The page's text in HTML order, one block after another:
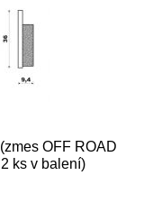
OFF ROAD
ks v balení)